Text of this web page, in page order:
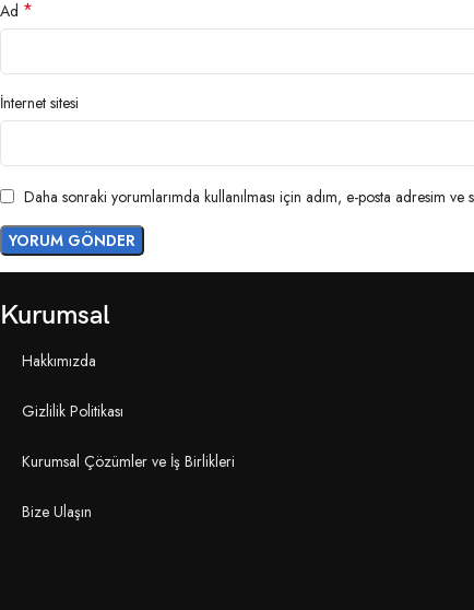
Ad *
İnternet sitesi
Daha sonraki yorumlarımda kullanılması için adım, e-posta adresim ve
Kurumsal
Hakkımızda
Gizlilik Politikası
Kurumsal Çözümler ve İş Birlikleri
Bize Ulaşın